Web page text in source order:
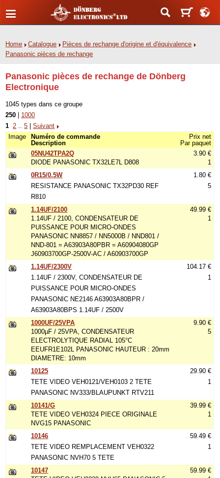
Home Catalogue
Pièces de rechange d'origine et d'équivalence
Panasonic pièces de rechange
Panasonic pièces de rechange de Dönberg
Electronique
1045 types dans ce groupe
250
1000
1 2 ..5 |Suivant
Image
Numéro de commande
Description
Prix net
Par paquet
05NU42TPA2Q
DIODE PANASONIC TX32LE7L D808
3.90 €
1
0R15/0.5W
RESISTANCE PANASONIC TX32PD30 REF
R810
1.80 €
5
1.14UF/2100
1.14UF / 2100, CONDENSATEUR DE
PUISSANCE POUR MICRO-ONDES
PANASONIC NN8857 / NN5000B / NND801 /
NND-801 = A63903A80PBR = A60904080GP
J60903700GP-2500V-AC / A60903700GP
49.99 €
1
1.14UF/2300V
1.14UF / 2300V, CONDENSATEUR DE
PUISSANCE POUR MICRO-ONDES
PANASONIC NE2146 A63903A80BPR /
A63903A80BPS 1.14UF / 2500V
104.17 €
1
1000UF/25VPA
1000µF / 25VPA, CONDENSATEUR
ELECTROLYTIQUE RADIAL 105°C
EEUFR1E102L PANASONIC HAUTEUR : 20mm
DIAMETRE: 10mm
9.90 €
5
10125
TETE VIDEO VEH0121/VEH0103 2 TETE
PANASONIC NV333/BLAUPUNKT RTV211
29.90 €
1
10141/G
TETE VIDEO VEH0324 PIECE ORIGINALE
NVG15 PANASONIC
39.99 €
1
10146
TETE VIDEO REMPLACEMENT VEH0322
PANASONIC NVH70 5 TETE
59.49 €
1
10147
59.99 €